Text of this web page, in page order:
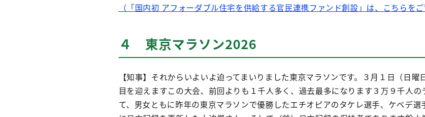
（「国内初 アフォーダブル住宅を供給する官民連携ファンド創設」は、こちらをご
４ 東京マラソン2026
【知事】それからいよいよ迫ってまいりました東京マラソンです。３月１日（日
目を迎えますこの大会、前回よりも１千人多く、過去最多になります３万９千人
て、男女ともに昨年の東京マラソンで優勝したエチオピアのタケレ選手、ケベデ